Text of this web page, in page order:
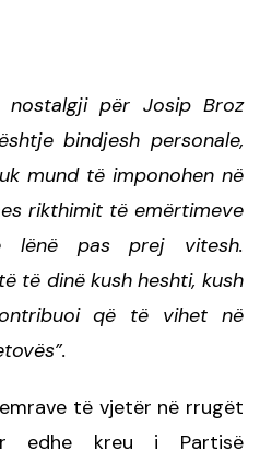
për Josip Broz
bindjesh personale,
mund të imponohen në
rikthimit të emërtimeve
lënë pas prej vitesh.
të dinë kush heshti, kush
që të vihet në
”.
të vjetër në rrugët
edhe kreu i Partisë